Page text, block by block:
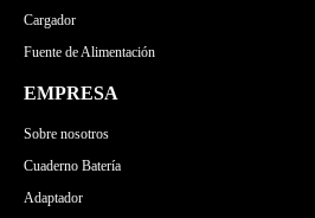
Cargador
Fuente de Alimentación
EMPRESA
Sobre nosotros
Cuaderno Batería
Adaptador